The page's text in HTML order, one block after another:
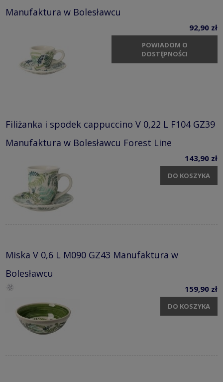
Manufaktura w Bolesławcu
92,90 zł
POWIADOM O
DOSTĘPNOŚCI
Filiżanka i spodek cappuccino V 0,22 L F104 GZ39
Manufaktura w Bolesławcu Forest Line
143,90 zł
DO KOSZYKA
Miska V 0,6 L M090 GZ43 Manufaktura w
Bolesławcu
159,90 zł
DO KOSZYKA